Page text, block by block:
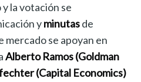
la votación se
yminutasde
mercado se apoyan en
Alberto Ramos (Goldman
(Capital Economics)